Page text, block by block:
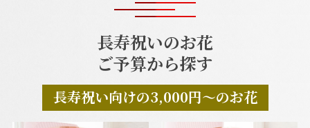
長寿祝いのお花
ご予算から探す
長寿祝い向けの3,000円～のお花